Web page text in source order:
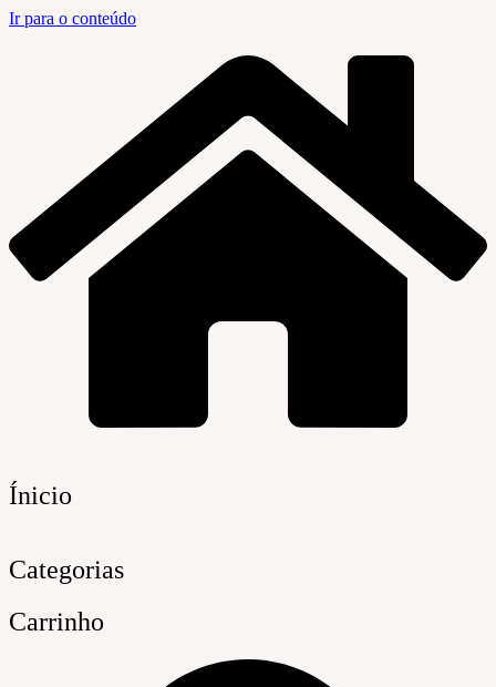
Ir para o conteúdo
Ínicio
Categorias
Carrinho